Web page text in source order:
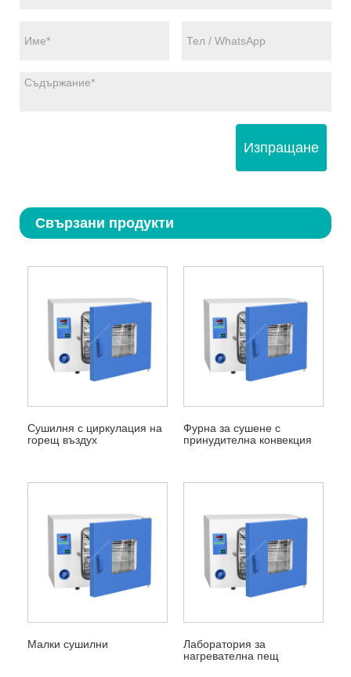
Изпращане
Свързани продукти
Сушилня с циркулация на
горещ въздух
Фурна за сушене с
принудителна конвекция
Малки сушилни
Лаборатория за
нагревателна пещ